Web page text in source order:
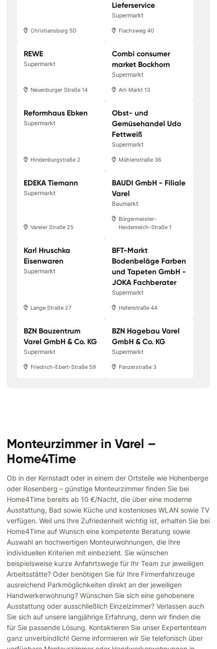
Christiansburg 5D
Lieferservice
Supermarkt
Flachsweg 40
REWE
Supermarkt
Neuenburger Straße 14
Combi consumer
market Bockhorn
Supermarkt
Am Markt 13
Reformhaus Ebken
Supermarkt
Hindenburgstraße 2
Obst- und
Gemüsehandel Udo
Fettweiß
Supermarkt
Mühlenstraße 36
EDEKA Tiemann
Supermarkt
Vareler Straße 25
BAUDI GmbH - Filiale
Varel
Baumarkt
Bürgermeister-
Heidenreich-Straße 1
Karl Hruschka
Eisenwaren
Supermarkt
Lange Straße 27
BFT-Markt
Bodenbeläge Farben
und Tapeten GmbH -
JOKA Fachberater
Supermarkt
Hafenstraße 44
BZN Bauzentrum
Varel GmbH & Co. KG
Supermarkt
Friedrich-Ebert-Straße 59
BZN Hagebau Varel
GmbH & Co. KG
Supermarkt
Panzerstraße 3
Monteurzimmer in Varel –
Home4Time
Ob in der Kernstadt oder in einem der Ortsteile wie Hohenberge
oder Rosenberg – günstige Monteurzimmer finden Sie bei
Home4Time bereits ab 10 €/Nacht, die über eine moderne
Ausstattung, Bad sowie Küche und kostenloses WLAN sowie TV
verfügen. Weil uns Ihre Zufriedenheit wichtig ist, erhalten Sie bei
Home4Time auf Wunsch eine kompetente Beratung sowie
Auswahl an hochwertigen Monteurwohnungen, die Ihre
individuellen Kriterien mit einbezieht. Sie wünschen
beispielsweise kurze Anfahrtswege für Ihr Team zur jeweiligen
Arbeitsstätte? Oder benötigen Sie für Ihre Firmenfahrzeuge
ausreichend Parkmöglichkeiten direkt an der jeweiligen
Handwerkerwohnung? Wünschen Sie sich eine gehobenere
Ausstattung oder ausschließlich Einzelzimmer? Verlassen auch
Sie sich auf unsere langjährige Erfahrung, denn wir finden die
für Sie passende Lösung. Kontaktieren Sie unser Expertenteam
ganz unverbindlich! Gerne informieren wir Sie telefonisch über